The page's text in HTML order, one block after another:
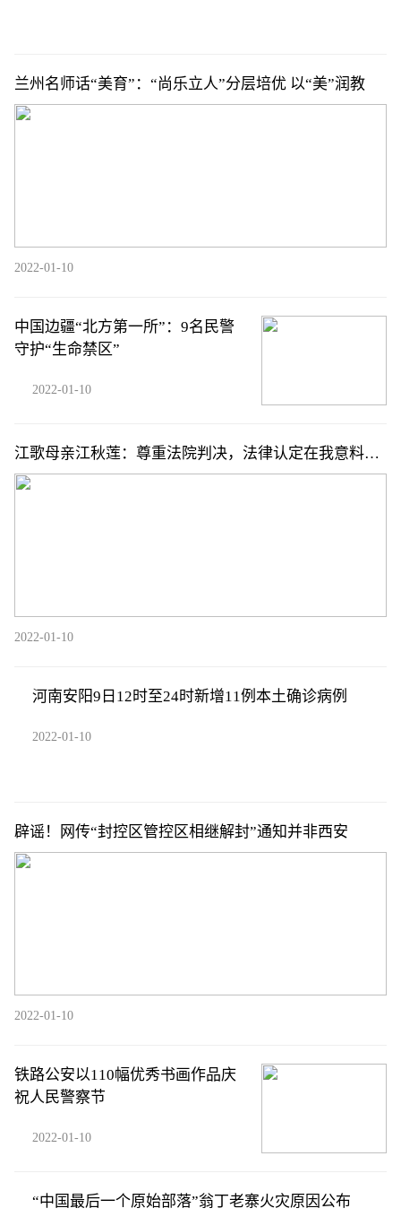
兰州名师话“美育”：“尚乐立人”分层培优 以“美”润教
2022-01-10
中国边疆“北方第一所”：9名民警
守护“生命禁区”
2022-01-10
江歌母亲江秋莲：尊重法院判决，法律认定在我意料之
中
2022-01-10
河南安阳9日12时至24时新增11例本土确诊病例
2022-01-10
辟谣！网传“封控区管控区相继解封”通知并非西安
2022-01-10
铁路公安以110幅优秀书画作品庆
祝人民警察节
2022-01-10
“中国最后一个原始部落”翁丁老寨火灾原因公布